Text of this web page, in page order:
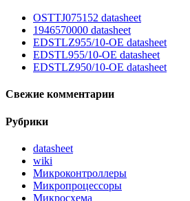
OSTTJ075152 datasheet
1946570000 datasheet
EDSTLZ955/10-OE datasheet
EDSTL955/10-OE datasheet
EDSTLZ950/10-OE datasheet
Свежие комментарии
Рубрики
datasheet
wiki
Микроконтроллеры
Микропроцессоры
Микросхема